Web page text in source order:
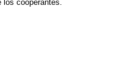
cooperantes.